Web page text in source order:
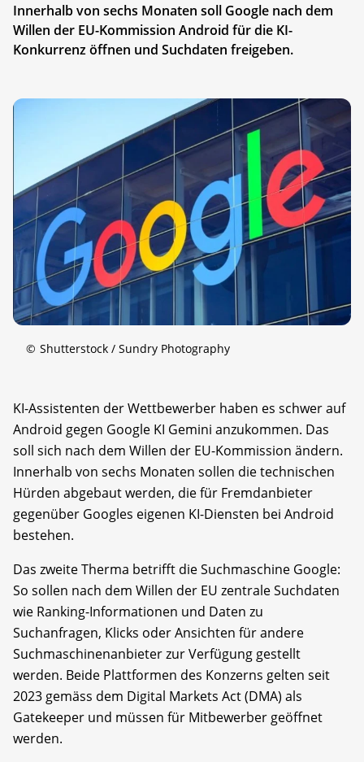
Innerhalb von sechs Monaten soll Google nach dem
Willen der EU-Kommission Android für die KI-
Konkurrenz öffnen und Suchdaten freigeben.
© Shutterstock / Sundry Photography
KI-Assistenten der Wettbewerber haben es schwer auf
Android gegen Google KI Gemini anzukommen. Das
soll sich nach dem Willen der EU-Kommission ändern.
Innerhalb von sechs Monaten sollen die technischen
Hürden abgebaut werden, die für Fremdanbieter
gegenüber Googles eigenen KI-Diensten bei Android
bestehen.
Das zweite Therma betrifft die Suchmaschine Google:
So sollen nach dem Willen der EU zentrale Suchdaten
wie Ranking-Informationen und Daten zu
Suchanfragen, Klicks oder Ansichten für andere
Suchmaschinenanbieter zur Verfügung gestellt
werden. Beide Plattformen des Konzerns gelten seit
2023 gemäss dem Digital Markets Act (DMA) als
Gatekeeper und müssen für Mitbewerber geöffnet
werden.